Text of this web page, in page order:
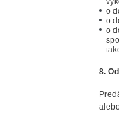
o
o
o
8.